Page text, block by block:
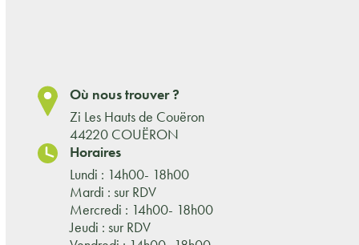
Où nous trouver ?
Zi Les Hauts de Couëron
44220 COUËRON
Horaires
Lundi : 14h00- 18h00
Mardi : sur RDV
Mercredi : 14h00- 18h00
Jeudi : sur RDV